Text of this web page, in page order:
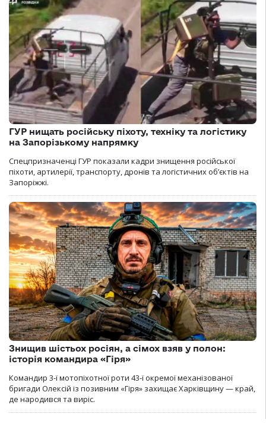
ГУР нищать російську піхоту, техніку та логістику
на Запорізькому напрямку
Спецпризначенці ГУР показали кадри знищення російської
піхоти, артилерії, транспорту, дронів та логістичних об’єктів на
Запоріжжі.
Знищив шістьох росіян, а сімох взяв у полон:
історія командира «Гіря»
Командир 3-ї мотопіхотної роти 43-ї окремої механізованої
бригади Олексій із позивним «Гіря» захищає Харківщину — край,
де народився та виріс.